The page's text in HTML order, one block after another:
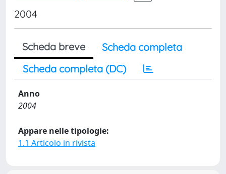
2004
Scheda breve
Scheda completa
Scheda completa (DC)
Anno
2004
Appare nelle tipologie:
1.1 Articolo in rivista